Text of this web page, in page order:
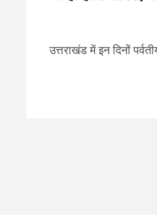
उत्तराखंड में इन दिनों